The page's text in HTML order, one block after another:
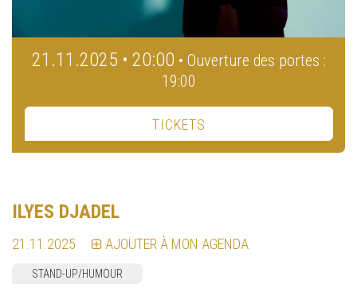
21.11.2025 • 20:00 • Ouverture des portes :
19:00
TICKETS
ILYES DJADEL
21.11.2025 AJOUTER À MON AGENDA
STAND-UP/HUMOUR